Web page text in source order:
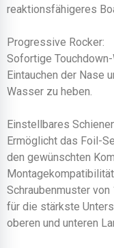
reaktionsfähigeres
Progressive Rocker:
Sofortige
Eintauchen der Nase
Wasser zu heben.
Einstellbares
Ermöglicht das Foil-
den gewünschten
Schraubenmuster
für die stärkste
oberen und unteren